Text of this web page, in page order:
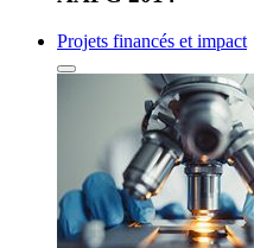
Projets financés et impact